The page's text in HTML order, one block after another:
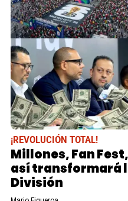
¡REVOLUCIÓN TOTAL!
Millones, Fan
así transformará
División